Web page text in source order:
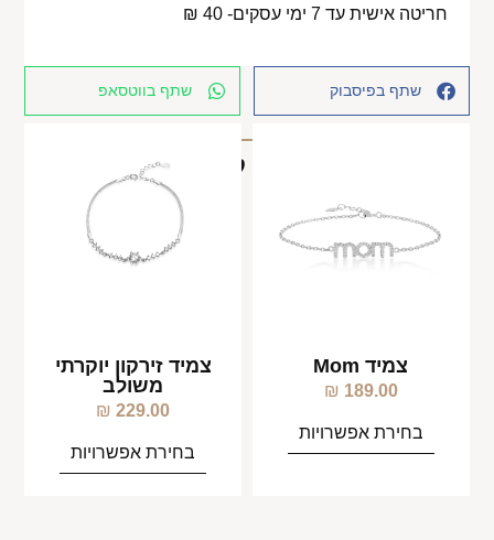
חריטה אישית עד 7 ימי עסקים- 40 ₪
שתף בפיסבוק שתף בווטסאפ
מוצרים קשורים
צמיד Mom
189.00
₪
בחירת אפשרויות
צמיד זירקון יוקרתי
משולב
229.00
₪
בחירת אפשרויות